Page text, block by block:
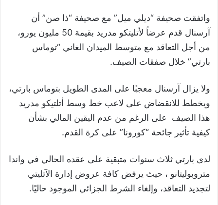
واتفقت صحيفة “ديلي ميل” مع صحيفة “ذا صن” أن
آرسنال قدم عرضاً لأتليتكو مدريد بقيمة 50 مليون يورو،
من أجل التعاقد مع متوسط الميدان الغاني “توماس
بارتي” خلال صفقات الصيف.
ولا يزال آرسنال معجبًا على المدى الطويل بتوماس بارتي،
ويخطط للانقضاض على لاعب خط وسط أتلتيكو مدريد
هذا الصيف على الرغم من عدم اليقين المالي بشأن
كيفية تأثير جائحة “كورونا” على كرة القدم.
لدى بارتي ثلاث سنوات متبقية على عقده الحالي في واندا
متروبوليتانو ، حيث يرفض كافة عروض إدارة الآتليتي
لتجديد التعاقد، وإلغاء الشرط الجزائي الموجود حاليًا.